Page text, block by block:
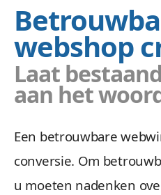
webshop
Laat
aan het
Een betrouwbare
conversie. Om
u moeten nadenken